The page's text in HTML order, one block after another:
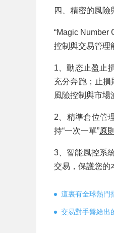
四、精密的風險
“Magic Number
控制與交易管理
1、動态止盈止
充分奔跑；止
風險控制與市場
2、精準倉位管
持“一次一單”原
3、智能風控系
交易，保護您的
這裏有全球熱門
交易對手盤給出